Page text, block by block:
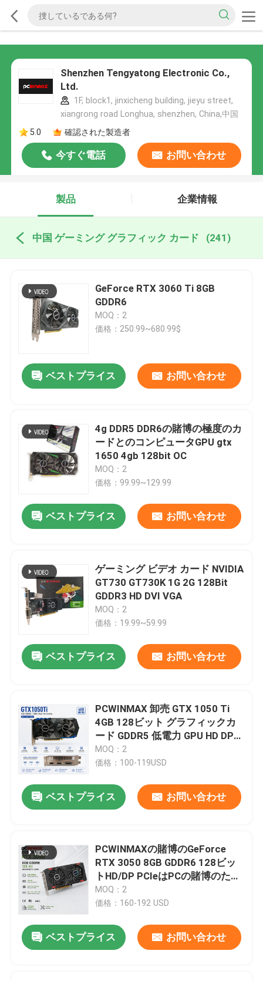
Shenzhen Tengyatong Electronic Co.,
Ltd.
1F, block1, jinxicheng building, jieyu street,
xiangrong road Longhua, shenzhen, China,中国
5.0
確認された製造者
今すぐ電話 お問い合わせ
製品 企業情報
中国 ゲーミング グラフィック カード (241)
GeForce RTX 3060 Ti 8GB
GDDR6
MOQ：2
価格：250.99~680.99$
ベストプライス お問い合わせ
4g DDR5 DDR6の賭博の極度のカ
ードとのコンピュータGPU gtx
1650 4gb 128bit OC
MOQ：2
価格：99.99~129.99
ベストプライス お問い合わせ
ゲーミング ビデオ カード NVIDIA
GT730 GT730K 1G 2G 128Bit
GDDR3 HD DVI VGA
MOQ：2
価格：19.99~59.99
ベストプライス お問い合わせ
PCWINMAX 卸売 GTX 1050 Ti
4GB 128ビット グラフィックカ
ード GDDR5 低電力 GPU HD DP
DVI 出力 デスクトップ用
MOQ：2
価格：100-119USD
ベストプライス お問い合わせ
PCWINMAXの賭博のGeForce
RTX 3050 8GB GDDR6 128ビッ
トHD/DP PCIeはPCの賭博のため
に4つの二重ファンのグラフィッ
クス・カード
MOQ：2
価格：160-192 USD
ベストプライス お問い合わせ